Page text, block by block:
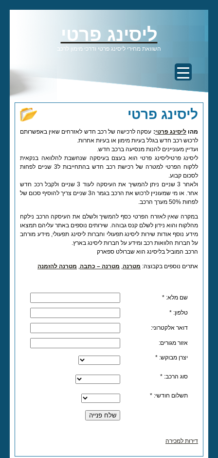
ליסינג פרטי
השוואת מחירי ליסינג פרטי ודרכי מימון לרכב
ליסינג פרטי
מהוליסינג פרטי: עסקה לרכישה של רכב חדש לאזרחים שאין באפשרותם
לרכוש רכב חדש בגלל בעיות מימון או בעיות אחרות.
ועדיין מעוניינים להנות מנסיעה ברכב חדש.
ליסינג פרטיליסינג פרטי הוא בעצם בעיסקה שנחשבת להלוואה בנקאית
ללקוח הפרטי למטרה של רכישת רכב חדש בהתחייבות ל3 שניים לפחות
לסכום קבוע.
ולאחר 3 שניים ניתן להמשיך את העיסקה לעוד 3 שניים ולקבל רככ חדש
אחר. או מי שמעוניין לרכוש את הרכב בגמר ה3 שניים צריך להוסיף סכום של
לפחות 50% מערך הרכב.
במקרה שאין לאזרח הפרטי כסף להמשיך ולשלם את העיסקה הרכב נילקח
מהלקוח והוא נידון לשלם קנס גבוהה. שירותים נוספים באתר עליהם תמצאו
מידע נוסף אודות שירות ליסינג תפעולי וחברות ליסינג תפעולי, מידע מורחב
על חברות הלוואות רכב ומידע על חברות ליסינג בארץ.
הרכב המוביל בליסינג הוא שברולט ספארק
אתרים נוספים בקבוצה: מטרנה, מטרנה – כתבה, מטרנה להזמנה
שם מלא: *
טלפון: *
דואר אלקטרוני:
אזור מגורים:
יצרן מבוקש: *
סוג הרכב: *
תשלום חודשי: *
דירות למכירה